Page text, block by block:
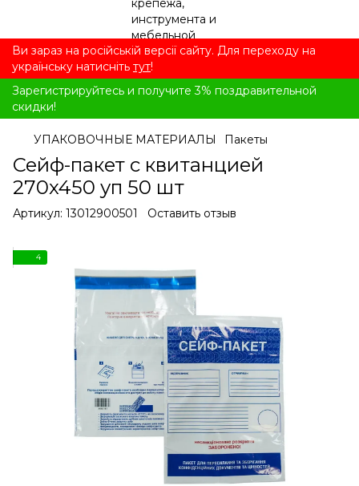
Ви зараз на російській версії сайту. Для переходу на
українську натисніть тут!
Зарегистрируйтесь и получите 3% поздравительной
скидки!
УПАКОВОЧНЫЕ МАТЕРИАЛЫ Пакеты
Сейф-пакет с квитанцией
270x450 уп 50 шт
Артикул: 13012900501 Оставить отзыв
4